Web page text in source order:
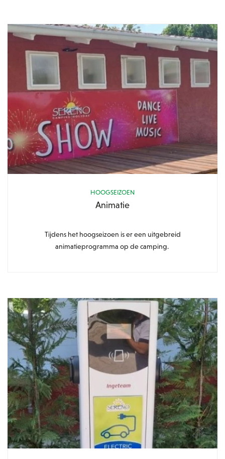
HOOGSEIZOEN
Animatie
Tijdens het hoogseizoen is er een uitgebreid
animatieprogramma op de camping.